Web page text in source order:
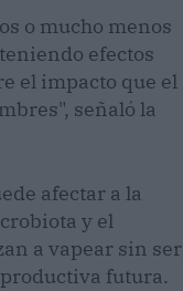
o mucho menos
efectos
el impacto que el
señaló la
afectar a la
y el
a vapear sin ser
futura.